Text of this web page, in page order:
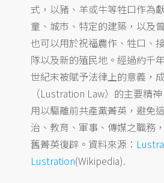
式，以豬、羊或牛等牲口作為
童、城市、特定的建築，以及
也可以用於祝福農作、牲口、
隊以及新的殖民地。經過約千
世紀末被賦予法律上的意義，
（Lustration Law）的主要精
用以驅離前共產黨菁英，避免
治、教育、軍事、傳媒之職務
舊菁英復辟。資料來源：
Lustration(Wikipedia).